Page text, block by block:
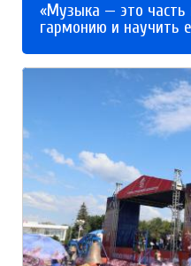
«Музыка — это
гармонию и научить